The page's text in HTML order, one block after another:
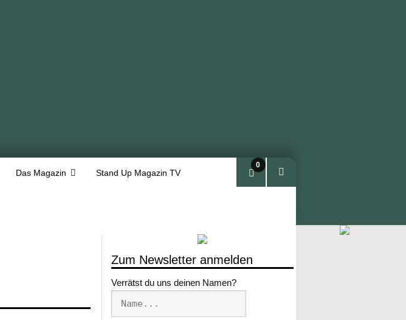
Das Magazin Stand Up Magazin TV
0
Zum Newsletter anmelden
Verrätst du uns deinen Namen?